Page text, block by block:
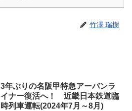
竹澤 瑞樹
3年ぶりの名阪甲特急アーバンラ
イナー復活へ！ 近畿日本鉄道臨
時列車運転(2024年7月～8月)